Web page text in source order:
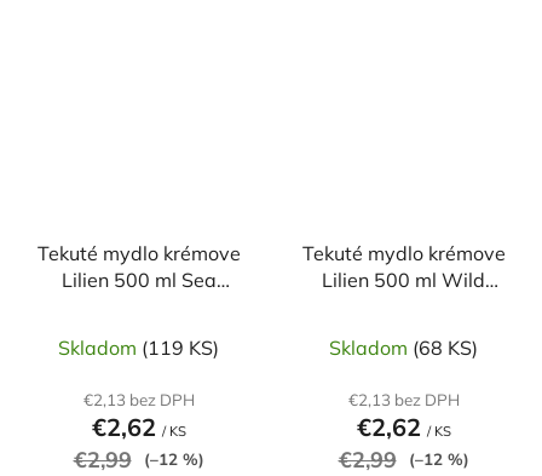
Tekuté mydlo krémove
Lilien 500 ml Sea
Skladom (119 KS)
€2,13 bez DPH
€2,62 / KS
€2,99 (–12 %)
Tekuté mydlo krémove
Lilien 500 ml Wild
Skladom (68 KS)
€2,13 bez DPH
€2,62 / KS
€2,99 (–12 %)